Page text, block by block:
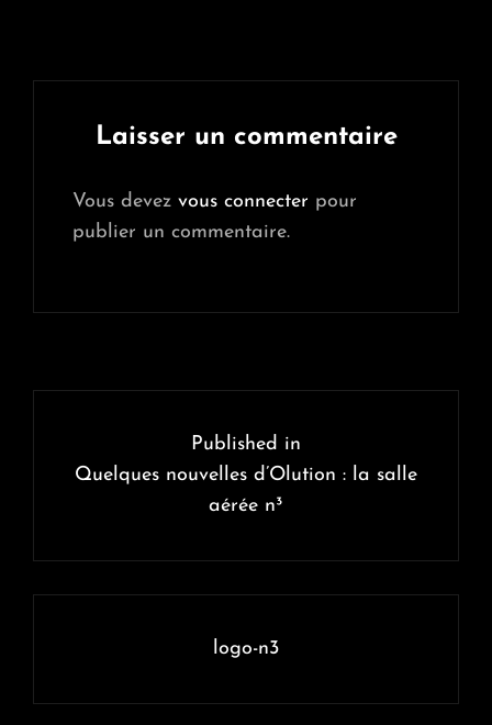
Laisser un commentaire
Vous devez vous connecter pour
publier un commentaire.
l’article
Published in
Quelques nouvelles d’Olution : la salle
aérée n³
logo-n3